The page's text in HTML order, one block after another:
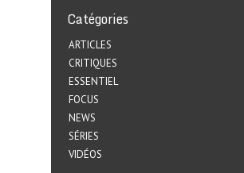
Catégories
ARTICLES
CRITIQUES
ESSENTIEL
FOCUS
NEWS
SÉRIES
VIDÉOS